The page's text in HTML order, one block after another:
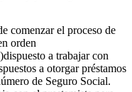
comenzar el proceso de
orden
a trabajar con
a otorgar préstamos
de Seguro Social.